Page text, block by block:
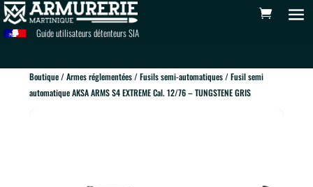
Guide utilisateurs détenteurs SIA
Boutique/Armes réglementées/Fusils semi-automatiques/ Fusil semi
automatique AKSA ARMS S4 EXTREME Cal. 12/76 – TUNGSTENE GRIS